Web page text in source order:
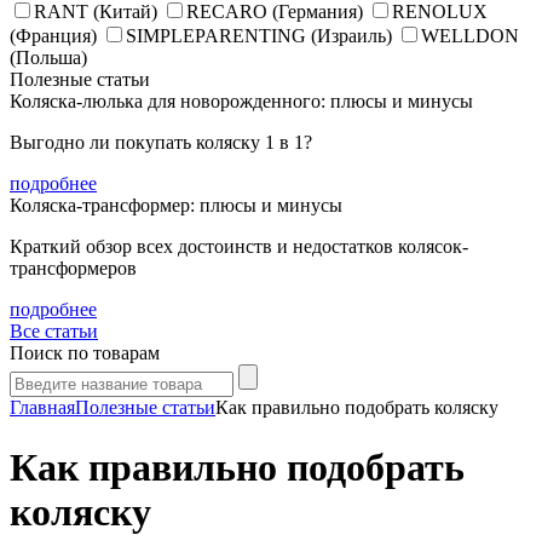
RANT (Китай)
RECARO (Германия)
RENOLUX
(Франция)
SIMPLEPARENTING (Израиль)
WELLDON
(Польша)
Полезные статьи
Коляска-люлька для новорожденного: плюсы и минусы
Выгодно ли покупать коляску 1 в 1?
подробнее
Коляска-трансформер: плюсы и минусы
Краткий обзор всех достоинств и недостатков колясок-
трансформеров
подробнее
Все статьи
Поиск по товарам
ГлавнаяПолезные статьиКак правильно подобрать коляску
Как правильно подобрать
коляску